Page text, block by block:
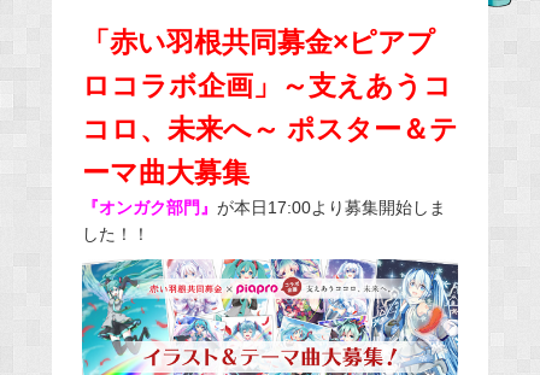
o
k
「赤い羽根共同募金×ピアプ
ロコラボ企画」～支えあうコ
コロ、未来へ～ ポスター＆テ
ーマ曲大募集
『オンガク部門』 が本日17:00より募集開始しま
した！！